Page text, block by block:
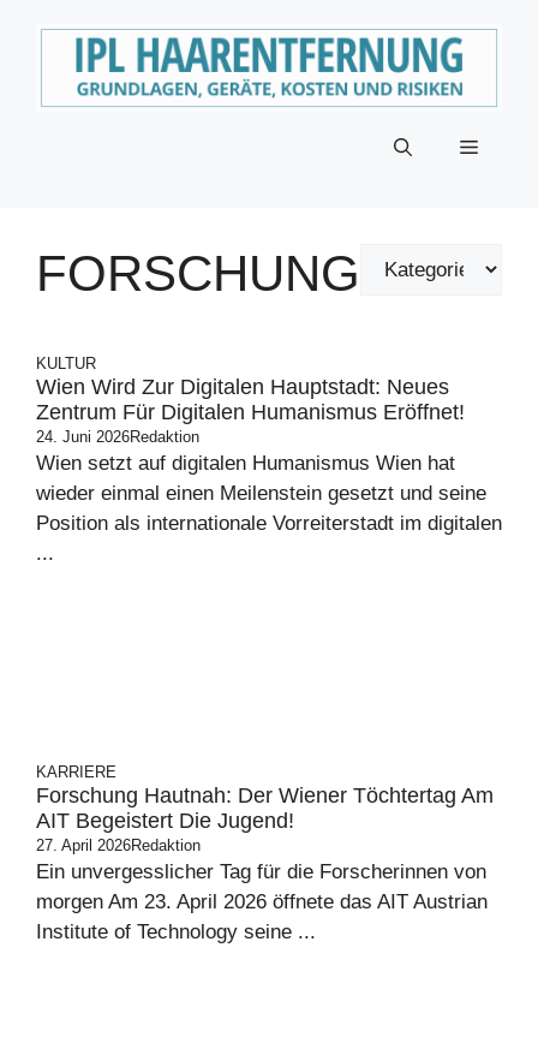
Menü
FORSCHUNG
KULTUR
Wien Wird Zur Digitalen Hauptstadt: Neues
Zentrum Für Digitalen Humanismus Eröffnet!
24. Juni 2026Redaktion
Wien setzt auf digitalen Humanismus Wien hat
wieder einmal einen Meilenstein gesetzt und seine
Position als internationale Vorreiterstadt im digitalen
...
KARRIERE
Forschung Hautnah: Der Wiener Töchtertag Am
AIT Begeistert Die Jugend!
27. April 2026Redaktion
Ein unvergesslicher Tag für die Forscherinnen von
morgen Am 23. April 2026 öffnete das AIT Austrian
Institute of Technology seine ...